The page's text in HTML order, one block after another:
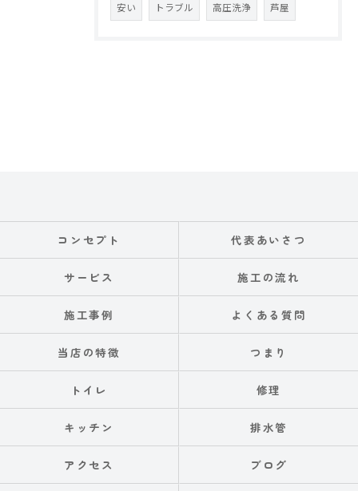
安い トラブル 高圧洗浄 芦屋
コンセプト 代表あいさつ
サービス 施工の流れ
施工事例 よくある質問
当店の特徴 つまり
トイレ 修理
キッチン 排水管
アクセス ブログ